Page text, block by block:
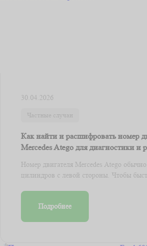
30.04.2026
Частные случаи
Как найти и расшифровать номер
Mercedes Atego для диагностики и
Номер двигателя Mercedes Atego
цилиндров с левой стороны. Чтобы
Подробнее